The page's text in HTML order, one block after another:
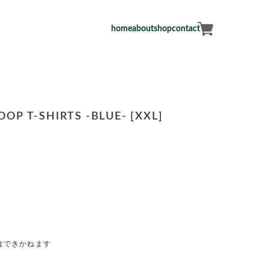
homeaboutshopcontact
T-SHIRTS -BLUE- [XXL]
きかねます